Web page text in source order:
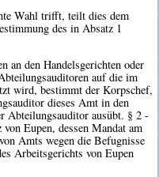
Wahl trifft, teilt dies dem
des in Absatz 1
an den Handelsgerichten oder
auf die im
wird, bestimmt der Korpschef,
dieses Amt in den
Abteilungsauditor ausübt. § 2 -
Eupen, dessen Mandat am
Amts wegen die Befugnisse
Arbeitsgerichts von Eupen